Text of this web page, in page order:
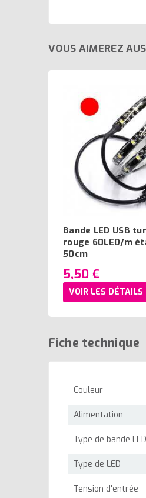
VOUS AIMEREZ
Bande LED USB
rouge 60LED/m
50cm
5,50 €
VOIR LES DÉTAILS
Fiche technique
Couleur
Alimentation
Type de bande LED
Type de LED
Tension d'entrée